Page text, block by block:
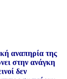
αναπηρία της
στην ανάγκη
δεν